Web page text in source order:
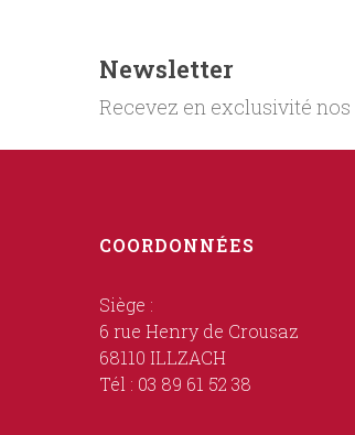
Newsletter
Recevez en exclusivité
COORDONNÉES
Siège :
6 rue Henry de Crousaz
68110 ILLZACH
Tél : 03 89 61 52 38